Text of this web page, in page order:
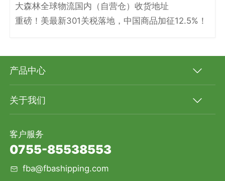
大森林全球物流国内（自营仓）收货地址
重磅！美最新301关税落地，中国商品加征12.5%！
产品中心
关于我们
客户服务
0755-85538553
fba@fbashipping.com